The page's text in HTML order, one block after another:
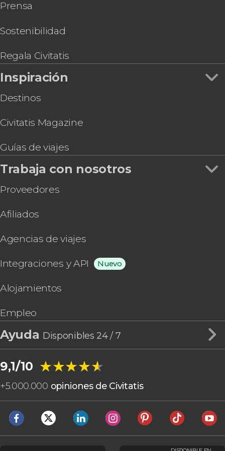
Excursión al Caminito del Rey
Juego de pistas en Granada: Búsqueda del
Entrada a la Basílica de San Juan de Dios con
audioguía
Free tour por los alrededores de la Alhambra
Prensa
Sostenibilidad
Regala Civitatis
Inspiración
Destinos
Civitatis Magazine
Guías de viajes
Trabaja con nosotros
Proveedores
Afiliados
Agencias de viajes
Integraciones y API Nuevo
Alojamientos
Empleo
Ayuda Disponibles 24 / 7
9,1/10 ★★★★★
★★★★★
+5.000.000 opiniones de Civitatis